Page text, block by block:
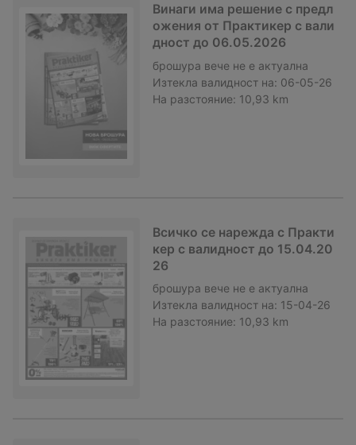
Винаги има решение с предл
ожения от Практикер с вали
дност до 06.05.2026
брошура вече не е актуална
Изтекла валидност на: 06-05-26
На разстояние: 10,93 km
Всичко се нарежда с Практи
кер с валидност до 15.04.20
26
брошура вече не е актуална
Изтекла валидност на: 15-04-26
На разстояние: 10,93 km